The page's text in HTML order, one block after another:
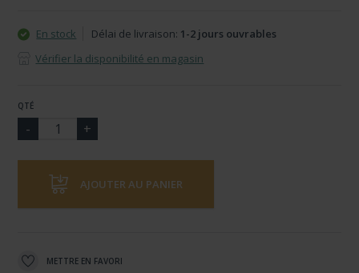
En stock Délai de livraison: 1-2 jours ouvrables
Vérifier la disponibilité en magasin
QTÉ
AJOUTER AU PANIER
METTRE EN FAVORI